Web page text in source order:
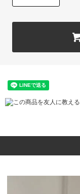
この商品を友人に教える